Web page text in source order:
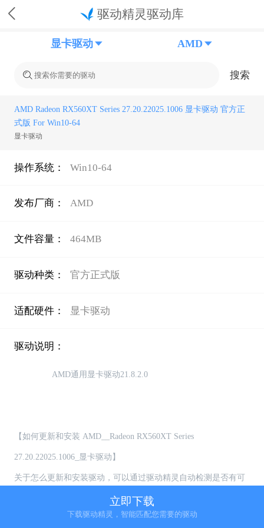
驱动精灵驱动库
显卡驱动 AMD
搜索
AMD Radeon RX560XT Series 27.20.22025.1006 显卡驱动 官方正
式版 For Win10-64
显卡驱动
操作系统： Win10-64
发布厂商： AMD
文件容量： 464MB
驱动种类： 官方正式版
适配硬件： 显卡驱动
驱动说明：
【如何更新和安装 AMD__Radeon RX560XT Series
27.20.22025.1006_显卡驱动】
关于怎么更新和安装驱动，可以通过驱动精灵自动检测是否有可
更新的驱动，用户可选择自主更新或者安装驱动
【如何卸载 AMD__Radeon RX560XT Series 27.20.22025.1006_显
立即下载
下载驱动精灵，智能匹配您需要的驱动